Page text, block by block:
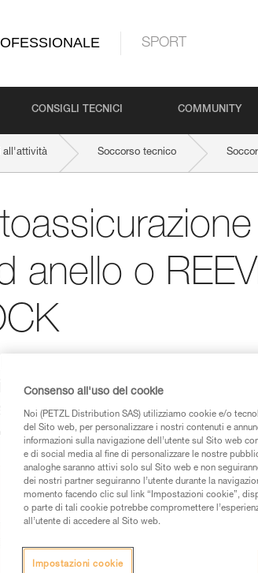
SPORT
CONSIGLI TECNICI COMMUNITY
all'attività Soccorso tecnico
anello o
AXESS)
di sollevamento
inferiore: ad esempio,
di sollevamento su
tecniche dei prodotti utilizzati in
le informazioni dell’istruzione tecnica
Consenso all'uso dei cookie
Noi (PETZL Distribution SAS) utilizziamo cookie e/o
del Sito web, per personalizzare i nostri contenuti e
informazioni sulla navigazione dell’utente sul Sito web
e di social media al fine di personalizzare le nostre
analoghe saranno attivi solo sul Sito web e non
dei nostri partner seguiranno l’utente durante la
momento facendo clic sul link “Impostazioni cookie”,
o parte di tali cookie potrebbe compromettere
all’utente di accedere al Sito web.
Impostazioni cookie